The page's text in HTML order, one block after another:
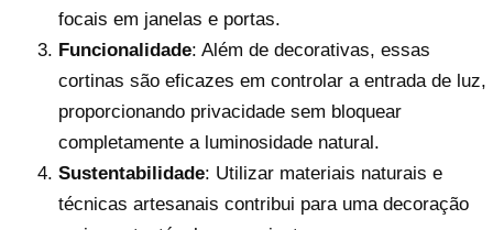
focais em janelas e portas.
Funcionalidade: Além de decorativas, essas
cortinas são eficazes em controlar a entrada de luz,
proporcionando privacidade sem bloquear
completamente a luminosidade natural.
Sustentabilidade: Utilizar materiais naturais e
técnicas artesanais contribui para uma decoração